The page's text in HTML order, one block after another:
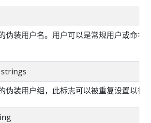
伪装用户名。用户可以是常规用户或命名
伪装用户组，此标志可以被重复设置以指